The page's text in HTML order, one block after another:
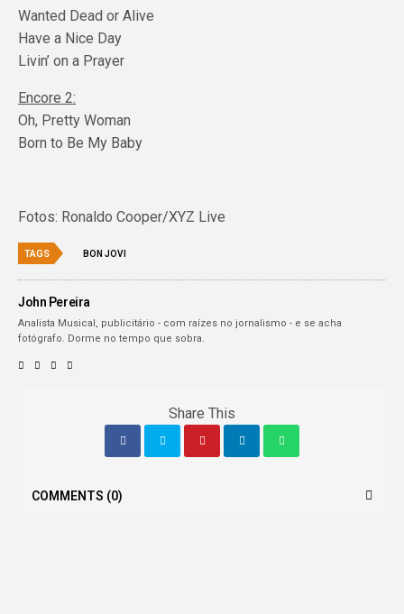
Wanted Dead or Alive
Have a Nice Day
Livin’ on a Prayer
Encore 2:
Oh, Pretty Woman
Born to Be My Baby
Fotos: Ronaldo Cooper/XYZ Live
TAGS BON JOVI
John Pereira
Analista Musical, publicitário - com raízes no jornalismo - e se acha
fotógrafo. Dorme no tempo que sobra.
Share This
COMMENTS (0)